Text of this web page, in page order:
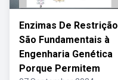
Enzimas De Restrição
São Fundamentais à
Engenharia Genética
Porque Permitem